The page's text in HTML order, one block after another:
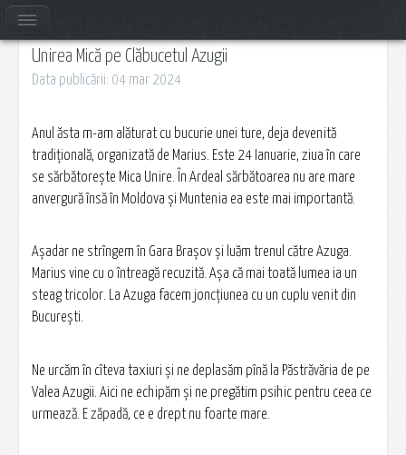
Unirea Mică pe Clăbucetul Azugii
Data publicării: 04 mar 2024
Anul ăsta m-am alăturat cu bucurie unei ture, deja devenită
tradițională, organizată de Marius. Este 24 Ianuarie, ziua în care
se sărbătorește Mica Unire. În Ardeal sărbătoarea nu are mare
anvergură însă în Moldova și Muntenia ea este mai importantă.
Așadar ne strîngem în Gara Brașov și luăm trenul către Azuga.
Marius vine cu o întreagă recuzită. Așa că mai toată lumea ia un
steag tricolor. La Azuga facem joncțiunea cu un cuplu venit din
București.
Ne urcăm în cîteva taxiuri și ne deplasăm pînă la Păstrăvăria de pe
Valea Azugii. Aici ne echipăm și ne pregătim psihic pentru ceea ce
urmează. E zăpadă, ce e drept nu foarte mare.